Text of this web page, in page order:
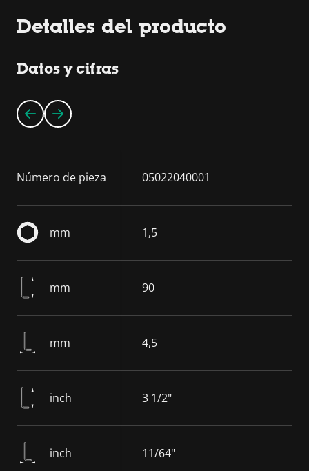
Detalles del producto
Datos y cifras
Número de pieza 05022040001
mm 1,5
mm 90
mm 4,5
inch 3 1/2"
inch 11/64"